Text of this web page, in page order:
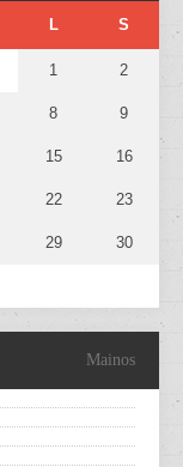
L S
1 2
8 9
15 16
22 23
29 30
Mainos